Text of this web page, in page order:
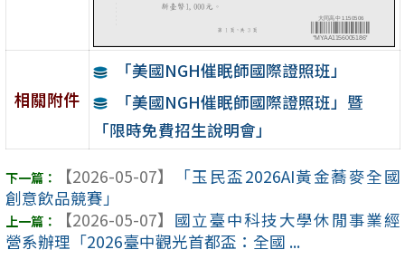
相關附件
「美國NGH催眠師國際證照班」
「美國NGH催眠師國際證照班」暨
「限時免費招生說明會」
【2026-05-07】
「玉民盃2026AI黃金蕎麥全國
創意飲品競賽」
【2026-05-07】 國立臺中科技大學休閒事業經
營系辦理「2026臺中觀光首都盃：全國 ...